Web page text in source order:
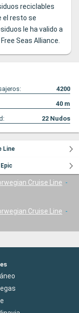
reciclables
el resto se
le ha valido a
Seas Alliance.
4200
40 m
22 Nudos
Line
Cruise Line
Cruise Line